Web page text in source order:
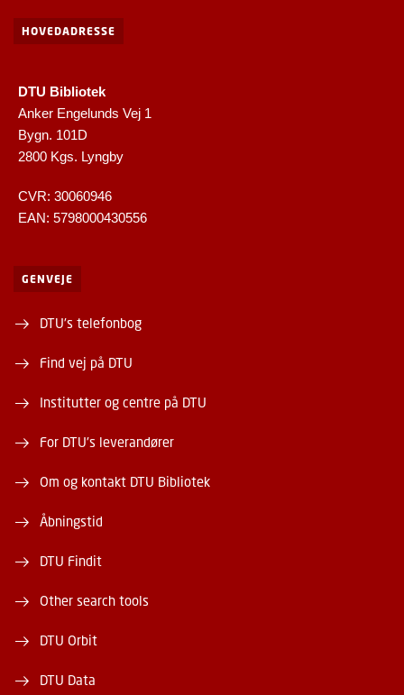
HOVEDADRESSE
DTU Bibliotek
Anker Engelunds Vej 1
Bygn. 101D
2800 Kgs. Lyngby
CVR: 30060946
EAN: 5798000430556
GENVEJE
DTU's telefonbog
Find vej på DTU
Institutter og centre på DTU
For DTU's leverandører
Om og kontakt DTU Bibliotek
Åbningstid
DTU Findit
Other search tools
DTU Orbit
DTU Data